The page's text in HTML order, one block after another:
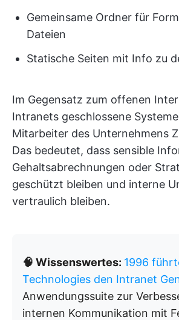
Gemeinsame Ordner für
Dateien
Statische Seiten mit Info zu
Im Gegensatz zum offenen
Intranets geschlossene
Mitarbeiter des Unternehmens
Das bedeutet, dass sensible
Gehaltsabrechnungen oder
geschützt bleiben und interne
vertraulich bleiben.
🧠 Wissenswertes: 1996
Technologies den Intranet
Anwendungssuite zur
internen Kommunikation mit